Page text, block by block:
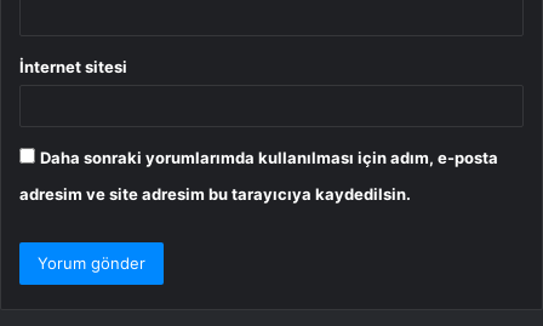
İnternet sitesi
Daha sonraki yorumlarımda kullanılması için adım, e-posta
adresim ve site adresim bu tarayıcıya kaydedilsin.